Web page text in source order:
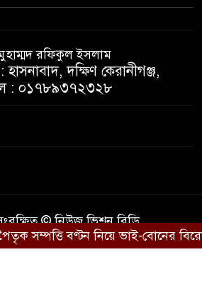
যথাযথ মর্যাদায় ‘জুলাই দিবস’
পালন করছে তানযীমুল উম্মাহ
আলিম মাদ্রাসা
ইবির ৪৪ শিক্ষকের বিরুদ্ধে তদন্ত
কমিটি
রফিকুল ইসলাম
দক্ষিণ কেরানীগঞ্জ,
: ০১৭৮৯৩৭২৩২৮
© নিউজ ভিশন বিডি
সহযোগিতায়ঃBD IT
সম্পত্তি বণ্টন নিয়ে ভাই-বোনের